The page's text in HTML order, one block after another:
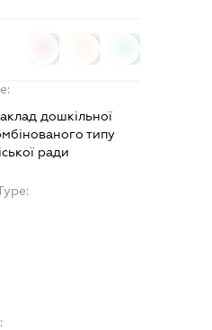
дошкільної
типу
ради